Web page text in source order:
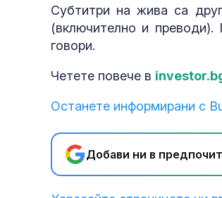
Субтитри на жива са
(включително и
говори.
Четете повече в
Останете информирани с
Добави ни в